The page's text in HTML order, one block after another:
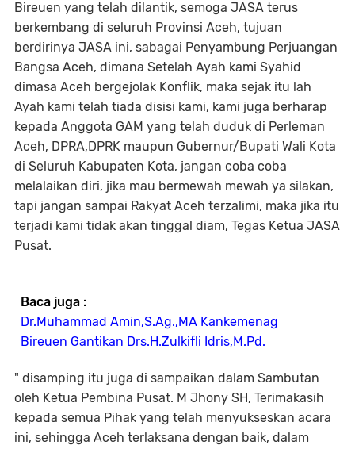
Bireuen yang telah dilantik, semoga JASA terus
berkembang di seluruh Provinsi Aceh, tujuan
berdirinya JASA ini, sabagai Penyambung Perjuangan
Bangsa Aceh, dimana Setelah Ayah kami Syahid
dimasa Aceh bergejolak Konflik, maka sejak itu lah
Ayah kami telah tiada disisi kami, kami juga berharap
kepada Anggota GAM yang telah duduk di Perleman
Aceh, DPRA,DPRK maupun Gubernur/Bupati Wali Kota
di Seluruh Kabupaten Kota, jangan coba coba
melalaikan diri, jika mau bermewah mewah ya silakan,
tapi jangan sampai Rakyat Aceh terzalimi, maka jika itu
terjadi kami tidak akan tinggal diam, Tegas Ketua JASA
Pusat.
Baca juga :
Dr.Muhammad Amin,S.Ag.,MA Kankemenag
Bireuen Gantikan Drs.H.Zulkifli Idris,M.Pd.
" disamping itu juga di sampaikan dalam Sambutan
oleh Ketua Pembina Pusat. M Jhony SH, Terimakasih
kepada semua Pihak yang telah menyukseskan acara
ini, sehingga Aceh terlaksana dengan baik, dalam